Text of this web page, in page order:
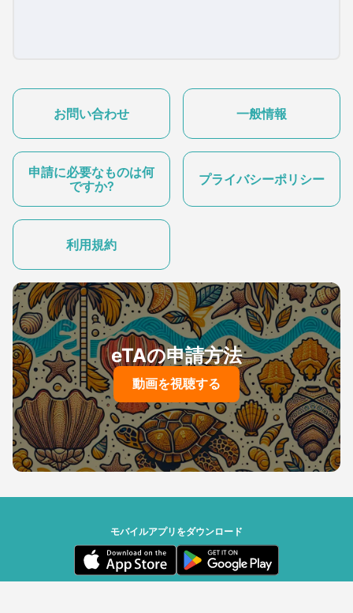
お問い合わせ 一般情報
申請に必要なものは何
ですか?
プライバシーポリシー
利用規約
eTAの申請方法
動画を視聴する
モバイルアプリをダウンロード